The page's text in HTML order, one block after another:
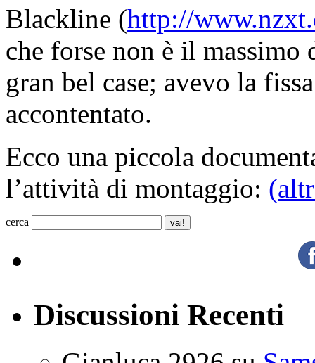
Blackline (http://
che forse non è il
gran bel case; avevo la
accontentato.
Ecco una piccola
l’attività di montaggio:
cerca
Discussioni Recenti